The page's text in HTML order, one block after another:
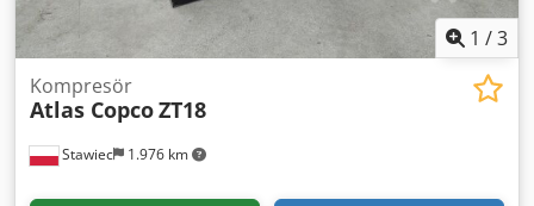
1 /3
Stawiec 1.976 km
Kompresör
Atlas CopcoZT18